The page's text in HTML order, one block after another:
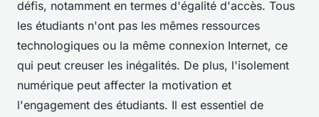
défis, notamment en termes d'égalité d'accès. Tous
les étudiants n'ont pas les mêmes ressources
technologiques ou la même connexion Internet, ce
qui peut creuser les inégalités. De plus, l'isolement
numérique peut affecter la motivation et
l'engagement des étudiants. Il est essentiel de